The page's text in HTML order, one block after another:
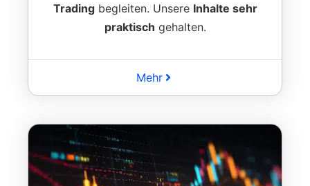
Tradingbegleiten. Unsere Inhalte sehr
praktisch gehalten.
Mehr